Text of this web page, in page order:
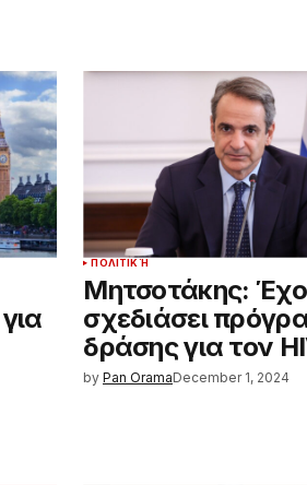
ΠΟΛΙΤΙΚΉ
Μητσοτάκης:
σχεδιάσει
δράσης για τον
by Pan OramaDecember 1, 2024